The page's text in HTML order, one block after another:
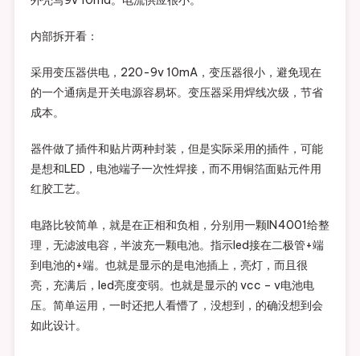
内部拆开看：
采用变压器供电，220-9v 10mA，变压器很小，避免现在
的一个通病是开关电源容易坏。变压器采用焊线次级，节省
成本。
器件做了插件和贴片两种封装，但是实际采用的插件，可能
是想和LED，电池端子一次性焊接，而不用铜箔面贴元件用
红胶工艺。
电路比较简单，就是在正相和负相，分别用一颗IN4001给整
理，无滤波电容，半波充一颗电池。指示led接在二极管+端
到电池的+端。也就是显示的是电池插上，亮灯，而且很
亮，充满后，led亮度变弱。也就是显示的 vcc – v电池电
压。简单运用，一时还把人看懵了，没想到，的确没想到会
如此设计。